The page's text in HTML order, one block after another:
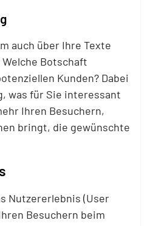
auch über Ihre Texte
Botschaft
Kunden? Dabei
was für Sie interessant
Ihren Besuchern,
bringt, die gewünschte
Nutzererlebnis (User
Besuchern beim